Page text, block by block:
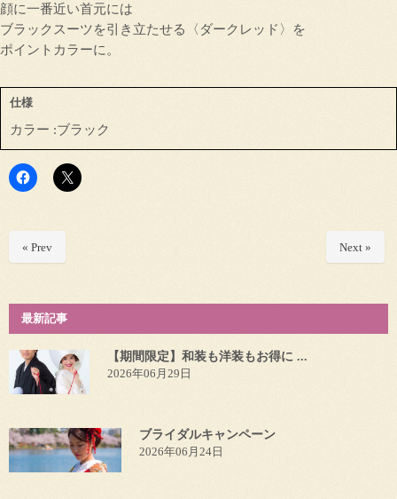
顔に一番近い首元には
ブラックスーツを引き立たせる〈ダークレッド〉を
ポイントカラーに。
仕様
カラー :ブラック
« Prev Next »
最新記事
【期間限定】和装も洋装もお得に ...
2026年06月29日
ブライダルキャンペーン
2026年06月24日